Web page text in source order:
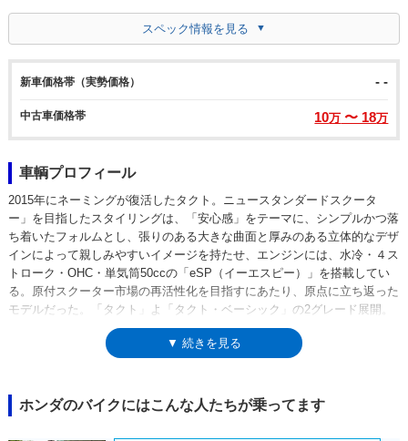
スペック情報を見る
新車価格帯（実勢価格） - -
中古車価格帯 10万 〜 18万
車輌プロフィール
2015年にネーミングが復活したタクト。ニュースタンダードスクータ
ー」を目指したスタイリングは、「安心感」をテーマに、シンプルかつ落
ち着いたフォルムとし、張りのある大きな曲面と厚みのある立体的なデザ
インによって親しみやすいイメージを持たせ、エンジンには、水冷・４ス
トローク・OHC・単気筒50ccの「eSP（イーエスピー）」を搭載してい
る。原付スクーター市場の再活性化を目指すにあたり、原点に立ち返った
モデルだった。「タクト」よ「タクト・ベーシック」の2グレード展開。
前者には、アイドリングストップ機能が搭載され、後者は、低シート仕様
（アイドリングストップはなし）。2018年モデルで、平成28年排出ガス
▼ 続きを見る
ホンダのバイクにはこんな人たちが乗ってます